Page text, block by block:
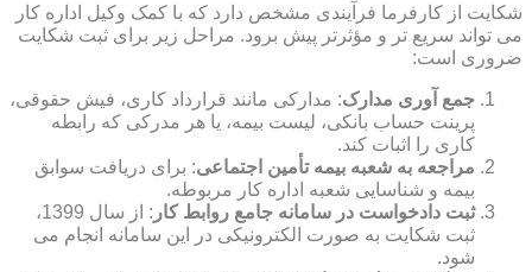
شکایت از کارفرما فرآیندی مشخص دارد که با کمک وکیل اداره کار
می تواند سریع تر و مؤثرتر پیش برود. مراحل زیر برای ثبت شکایت
ضروری است:
جمع آوری مدارک: مدارکی مانند قرارداد کاری، فیش حقوقی،
پرینت حساب بانکی، لیست بیمه، یا هر مدرکی که رابطه
کاری را اثبات کند.
مراجعه به شعبه بیمه تأمین اجتماعی: برای دریافت سوابق
بیمه و شناسایی شعبه اداره کار مربوطه.
ثبت دادخواست در سامانه جامع روابط کار
: از سال 1399،
ثبت شکایت به صورت الکترونیکی در این سامانه انجام می
شود.